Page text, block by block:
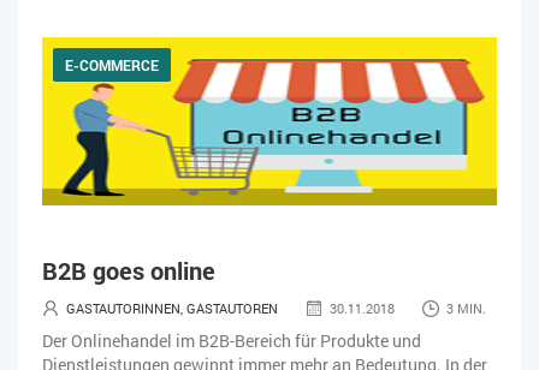
E-COMMERCE
B2B goes online
GASTAUTORINNEN, GASTAUTOREN 30.11.2018 3 MIN.
Der Onlinehandel im B2B-Bereich für Produkte und
Dienstleistungen gewinnt immer mehr an Bedeutung. In der